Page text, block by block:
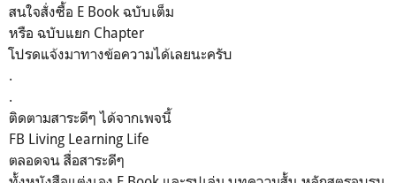
สนใจสั่งซื้อ E Book ฉบับเต็ม
หรือ ฉบับแยก Chapter
โปรดแจ้งมาทางข้อความได้เลยนะครับ
.
.
ติดตามสาระดีๆ​ ได้จากเพจนี้​
FB Living Learning Life
ตลอดจน​ สื่อสาระดีๆ​